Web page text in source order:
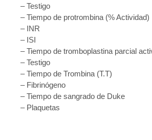
– Testigo
– Tiempo de protrombina (% Actividad)
– INR
– ISI
– Tiempo de tromboplastina parcial
– Testigo
– Tiempo de Trombina (T.T)
– Fibrinógeno
– Tiempo de sangrado de Duke
– Plaquetas